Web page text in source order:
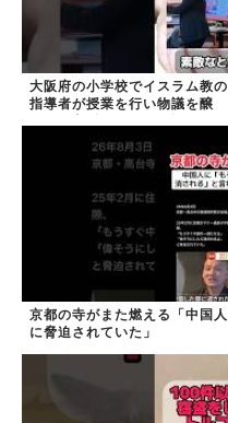
大阪府の小学校でイスラム教の
指導者が授業を行い物議を醸
京都の寺がまた燃える「中国人
に脅迫されていた」